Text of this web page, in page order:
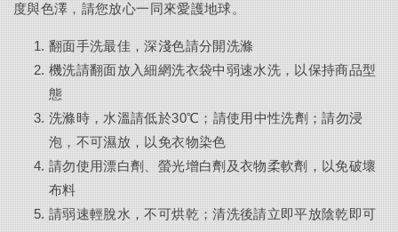
度與色澤，請您放心一同來愛護地球。
翻面手洗最佳，深淺色請分開洗滌
機洗請翻面放入細網洗衣袋中弱速水洗，以保持商品型
態
洗滌時，水溫請低於30℃；請使用中性洗劑；請勿浸
泡，不可濕放，以免衣物染色
請勿使用漂白劑、螢光增白劑及衣物柔軟劑，以免破壞
布料
請弱速輕脫水，不可烘乾；清洗後請立即平放陰乾即可